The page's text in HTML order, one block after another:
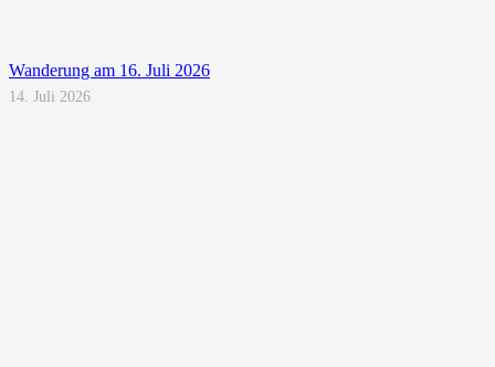
Wanderung am 16. Juli 2026
14. Juli 2026